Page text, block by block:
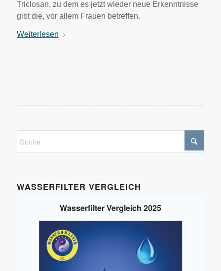
Triclosan, zu dem es jetzt wieder neue Erkenntnisse
gibt die, vor allem Frauen betreffen.
Weiterlesen
WASSERFILTER VERGLEICH
Wasserfilter Vergleich 2025